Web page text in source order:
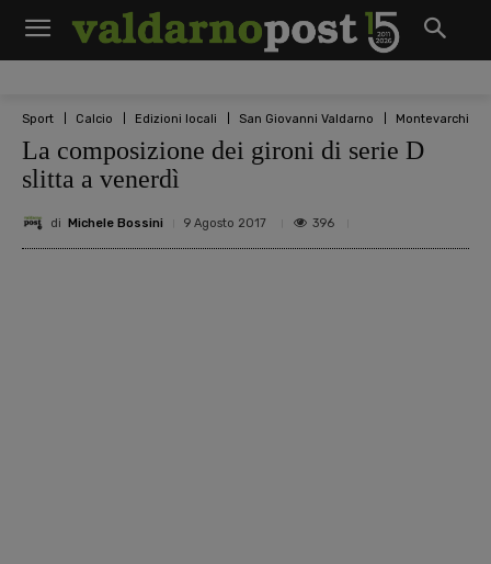
Sport Calcio Edizioni locali San Giovanni Valdarno Montevarchi
La composizione dei gironi di serie D
slitta a venerdì
di Michele Bossini 9 Agosto 2017 396